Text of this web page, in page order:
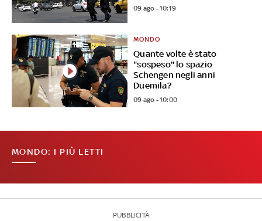
09 ago - 10:19
Quante volte è stato
"sospeso" lo spazio
Schengen negli anni
Duemila?
MONDO
09 ago - 10:00
MONDO: I PIÙ LETTI
PUBBLICITÀ